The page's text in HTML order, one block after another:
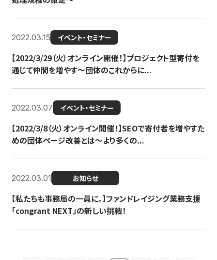
2022.03.15 イベント・セミナー
【2022/3/29（火）オンライン開催！】プロジェクト型寄付を
通じて仲間を増やす～団体のこれからに...
2022.03.07 イベント・セミナー
【2022/3/8（火）オンライン開催！】SEOで寄付者を増やすた
めの団体ページ改善とは～より多くの...
2022.03.01 お知らせ
【私たちも事務局の一員に。】ファンドレイジング業務支援
「congrant NEXT」の新しい挑戦！